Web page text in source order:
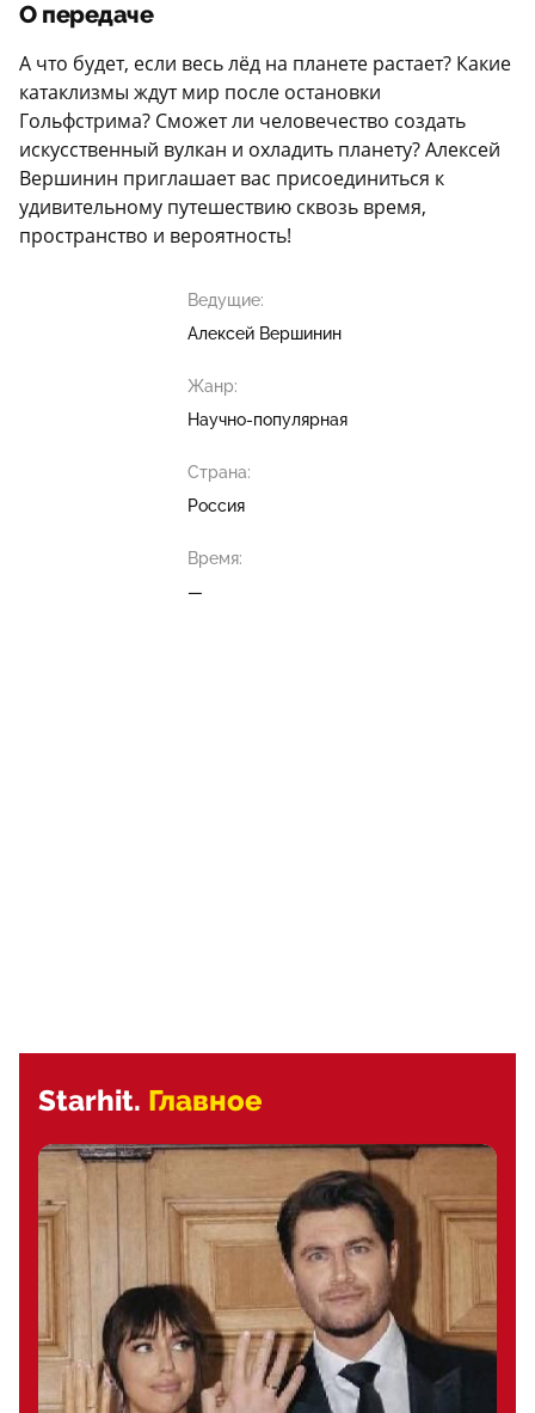
О передаче
А что будет, если весь лёд на планете растает? Какие
катаклизмы ждут мир после остановки
Гольфстрима? Сможет ли человечество создать
искусственный вулкан и охладить планету? Алексей
Вершинин приглашает вас присоединиться к
удивительному путешествию сквозь время,
пространство и вероятность!
Ведущие:
Алексей Вершинин
Жанр:
Научно-популярная
Страна:
Россия
Время:
—
Starhit. Главное